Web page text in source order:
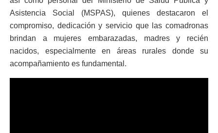
Asistencia Social (MSPAS), quienes destacaron el
compromiso, dedicación y servicio que las comadronas
brindan a mujeres embarazadas, madres y recién
nacidos, especialmente en áreas rurales donde su
acompañamiento es fundamental.